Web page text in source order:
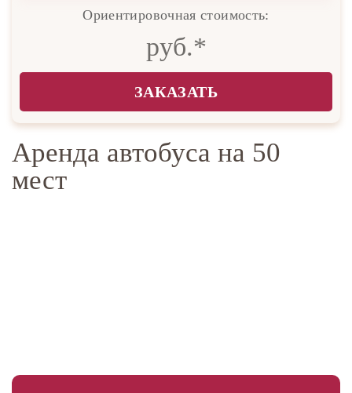
Ориентировочная стоимость:
руб.*
ЗАКАЗАТЬ
Аренда автобуса на 50
мест